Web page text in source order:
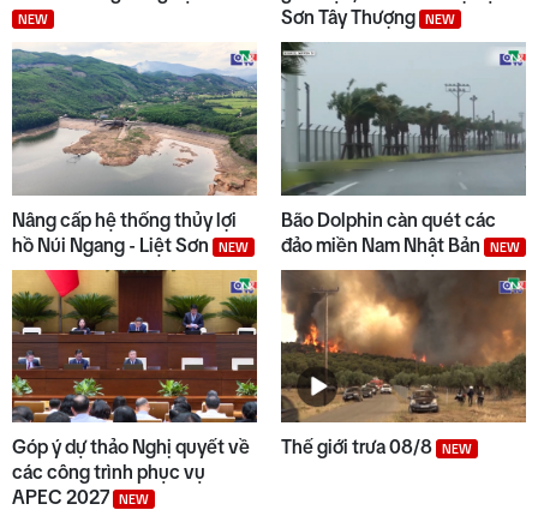
NEW
Sơn Tây Thượng
NEW
Nâng cấp hệ thống thủy lợi
hồ Núi Ngang - Liệt Sơn
NEW
Bão Dolphin càn quét các
đảo miền Nam Nhật Bản
NEW
Góp ý dự thảo Nghị quyết về
các công trình phục vụ
APEC 2027
NEW
Thế giới trưa 08/8 NEW